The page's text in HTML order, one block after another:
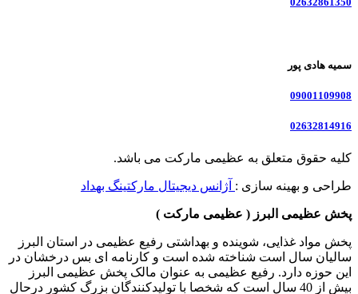
سمیه هادی پور
09001109908
02632814916
کلیه حقوق متعلق به عظیمی مارکت می باشد.
طراحی و بهینه سازی : آژانس دیجیتال مارکتینگ بهداد
پخش عظیمی البرز ( عظیمی مارکت )
پخش مواد غذایی، شوینده و بهداشتی رفیع عظیمی در استان البرز
سالیان سال است شناخته شده است و کارنامه ای بس درخشان در
این حوزه دارد. رفیع عظیمی به عنوان مالک پخش عظیمی البرز
بیش از 40 سال است که شخصا با تولیدکنندگان بزرگ کشور درحال